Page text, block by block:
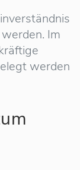
Im
werden